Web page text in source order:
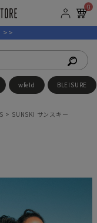
0
>>
wfeld BLEISURE
SUNSKI サンスキー